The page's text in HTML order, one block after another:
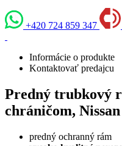
+420 724 859 347
Informácie o produkte
Kontaktovať predajcu
Predný trubkový
chráničom,
predný ochranný rám